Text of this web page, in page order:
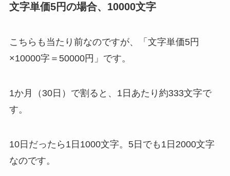
文字単価5円の場合、10000文字
こちらも当たり前なのですが、「文字単価5円
×10000字＝50000円」です。
1か月（30日）で割ると、1日あたり約333文字で
す。
10日だったら1日1000文字。5日でも1日2000文字
なのです。